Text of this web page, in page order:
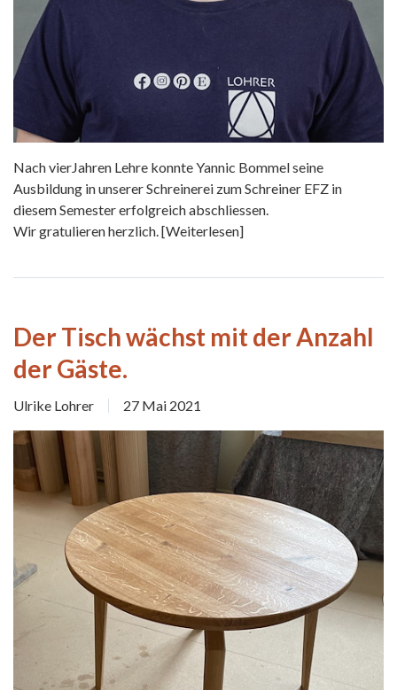
Nach vierJahren Lehre konnte Yannic Bommel seine
Ausbildung in unserer Schreinerei zum Schreiner EFZ in
diesem Semester erfolgreich abschliessen.
Wir gratulieren herzlich.[Weiterlesen]
Ulrike Lohrer 27 Mai 2021
Der Tisch wächst mit der Anzahl
der Gäste.